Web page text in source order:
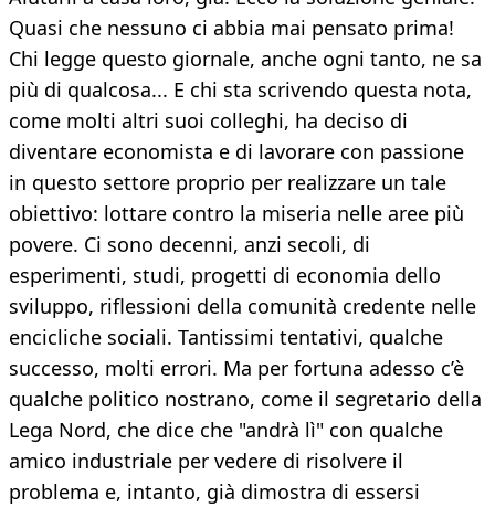
Quasi che nessuno ci abbia mai pensato prima!
Chi legge questo giornale, anche ogni tanto, ne sa
più di qualcosa... E chi sta scrivendo questa nota,
come molti altri suoi colleghi, ha deciso di
diventare economista e di lavorare con passione
in questo settore proprio per realizzare un tale
obiettivo: lottare contro la miseria nelle aree più
povere. Ci sono decenni, anzi secoli, di
esperimenti, studi, progetti di economia dello
sviluppo, riflessioni della comunità credente nelle
encicliche sociali. Tantissimi tentativi, qualche
successo, molti errori. Ma per fortuna adesso c’è
qualche politico nostrano, come il segretario della
Lega Nord, che dice che "andrà lì" con qualche
amico industriale per vedere di risolvere il
problema e, intanto, già dimostra di essersi